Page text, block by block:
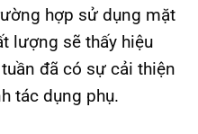
hợp sử dụng mặt
lượng sẽ thấy hiệu
đã có sự cải thiện
tác dụng phụ.